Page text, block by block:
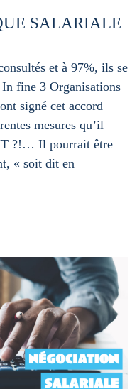
SALARIALE
et à 97%, ils se
fine 3 Organisations
signé cet accord
mesures qu’il
?!… Il pourrait être
« soit dit en